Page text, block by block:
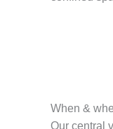
When &
Our central